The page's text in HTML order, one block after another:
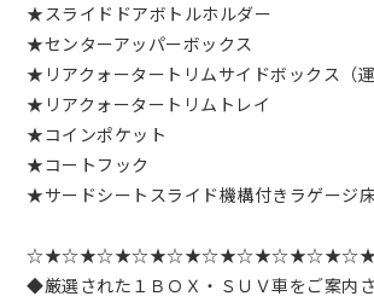
★スライドドアボトルホルダー
★センターアッパーボックス
★リアクォータートリムサイドボックス（運
★リアクォータートリムトレイ
★コインポケット
★コートフック
★サードシートスライド機構付きラゲージ
◆厳選された１ＢＯＸ・ＳＵＶ車をご案内